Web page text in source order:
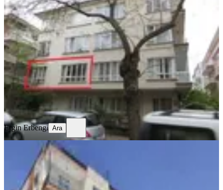
Hastanesi Ve Metro Yakını
Çankaya, Bahçelievler Mahallesi
3+1
·120 m²·1. Kat·04.08.2026
7.900.000 ₺
Ergin Erbengi
Ara
Ergin Erbengi Ara
Cebeci Tren İstasyonu Yanında Geniş
Ve Ferah 2+1 Satılık Daire
Çankaya, Erzurum Mahallesi